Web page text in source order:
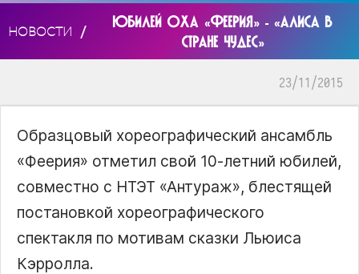
НОВОСТИ /
ЮБИЛЕЙ ОХА «ФЕЕРИЯ» - «АЛИСА В
СТРАНЕ ЧУДЕС»
23/11/2015
Образцовый хореографический ансамбль
«Феерия» отметил свой 10-летний юбилей,
совместно с НТЭТ «Антураж», блестящей
постановкой хореографического
спектакля по мотивам сказки Льюиса
Кэрролла.